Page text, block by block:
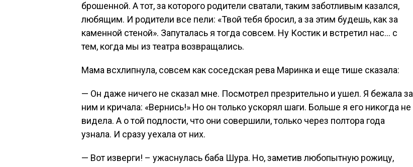
брошенной. А тот, за которого родители сватали, таким заботливым казался,
любящим. И родители все пели: «Твой тебя бросил, а за этим будешь, как за
каменной стеной». Запуталась я тогда совсем. Ну Костик и встретил нас… с
тем, когда мы из театра возвращались.
Мама всхлипнула, совсем как соседская рева Маринка и еще тише сказала:
— Он даже ничего не сказал мне. Посмотрел презрительно и ушел. Я бежала за
ним и кричала: «Вернись!» Но он только ускорял шаги. Больше я его никогда не
видела. А о той подлости, что они совершили, только через полтора года
узнала. И сразу уехала от них.
— Вот изверги! – ужаснулась баба Шура. Но, заметив любопытную рожицу,